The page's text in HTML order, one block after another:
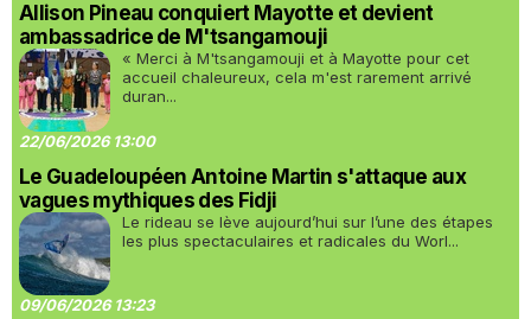
Allison Pineau conquiert Mayotte et devient
ambassadrice de M'tsangamouji
« Merci à M'tsangamouji et à Mayotte pour cet
accueil chaleureux, cela m'est rarement arrivé
duran...
22/06/2026 13:00
Le Guadeloupéen Antoine Martin s'attaque aux
vagues mythiques des Fidji
Le rideau se lève aujourd’hui sur l’une des étapes
les plus spectaculaires et radicales du Worl...
09/06/2026 13:23